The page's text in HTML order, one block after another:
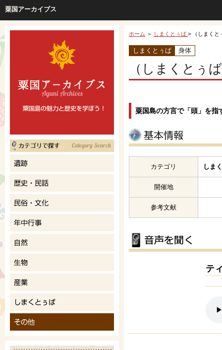
粟国アーカイブス
ホーム ＞ しまくとぅば > （しまくと
しまくとぅば 身体
（しまくとぅ
粟国島の方言で「頭」を指
カテゴリ しま
開催地
参考文献
テ